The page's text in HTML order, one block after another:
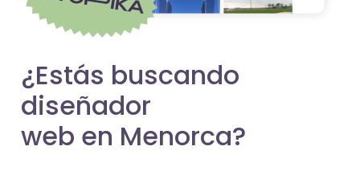
¿Estás buscando
diseñador
web en Menorca?